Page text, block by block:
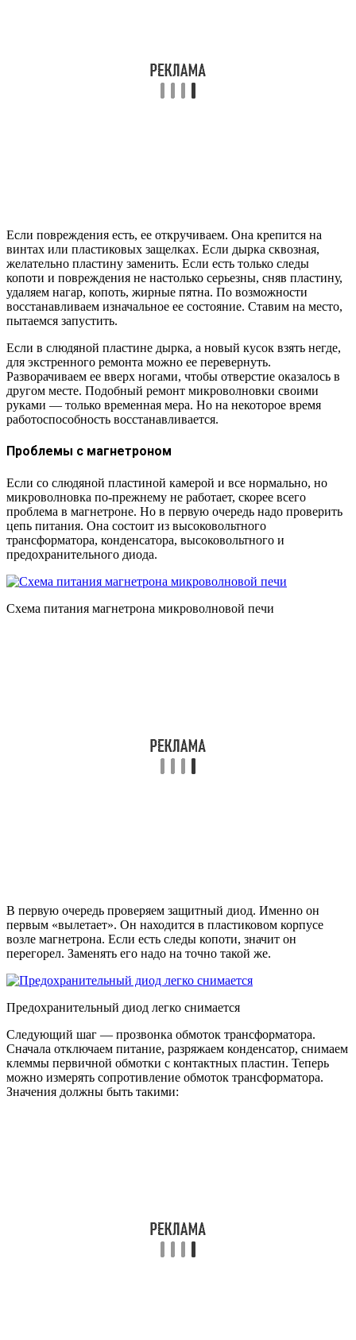
Если повреждения есть, ее откручиваем. Она крепится на
винтах или пластиковых защелках. Если дырка сквозная,
желательно пластину заменить. Если есть только следы
копоти и повреждения не настолько серьезны, сняв пластину,
удаляем нагар, копоть, жирные пятна. По возможности
восстанавливаем изначальное ее состояние. Ставим на место,
пытаемся запустить.
Если в слюдяной пластине дырка, а новый кусок взять негде,
для экстренного ремонта можно ее перевернуть.
Разворачиваем ее вверх ногами, чтобы отверстие оказалось в
другом месте. Подобный ремонт микроволновки своими
руками — только временная мера. Но на некоторое время
работоспособность восстанавливается.
Проблемы с магнетроном
Если со слюдяной пластиной камерой и все нормально, но
микроволновка по-прежнему не работает, скорее всего
проблема в магнетроне. Но в первую очередь надо проверить
цепь питания. Она состоит из высоковольтного
трансформатора, конденсатора, высоковольтного и
предохранительного диода.
Схема питания магнетрона микроволновой печи
В первую очередь проверяем защитный диод. Именно он
первым «вылетает». Он находится в пластиковом корпусе
возле магнетрона. Если есть следы копоти, значит он
перегорел. Заменять его надо на точно такой же.
Предохранительный диод легко снимается
Следующий шаг — прозвонка обмоток трансформатора.
Сначала отключаем питание, разряжаем конденсатор, снимаем
клеммы первичной обмотки с контактных пластин. Теперь
можно измерять сопротивление обмоток трансформатора.
Значения должны быть такими: